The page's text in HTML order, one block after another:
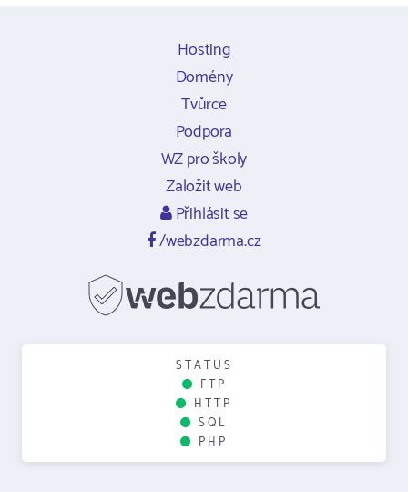
Hosting
Domény
Tvůrce
Podpora
WZ pro školy
Založit web
Přihlásit se
/webzdarma.cz
STATUS
FTP
HTTP
SQL
PHP